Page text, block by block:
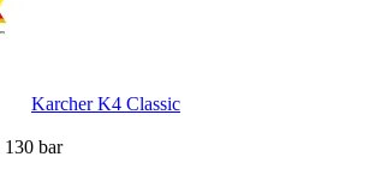
Karcher K4 Classic
130 bar